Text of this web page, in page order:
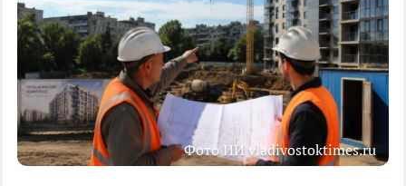
Фото ИИ vladivostoktimes.ru